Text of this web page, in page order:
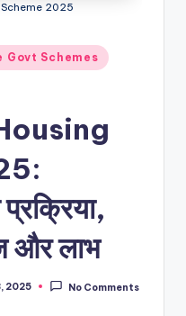
2025
Govt Schemes
और लाभ
2025 No Comments